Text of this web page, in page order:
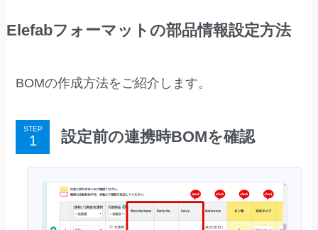
Elefabフォーマットの部品情報設定方法
BOMの作成方法をご紹介します。
STEP 設定前の連携時BOMを確認